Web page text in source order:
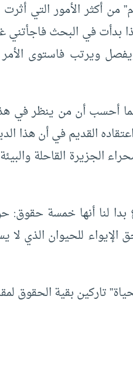
من أكثر الأمور التي
بدأت في البحث فاجأتني
ويرتب فاستوى
فما أحسب أن من ينظر في
القديم في أن هذا
الجزيرة القاحلة
لنا أنها خمسة حقوق:
الإيواء للحيوان الذي
تاركين بقية الحقوق